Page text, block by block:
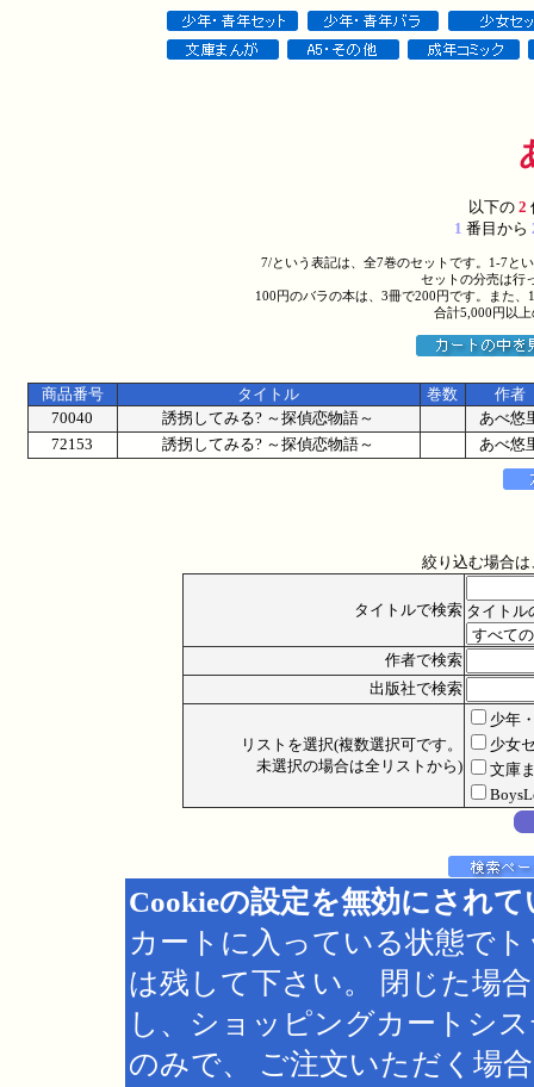
以下の2
1 番目から
7/という表記は、全7巻のセットです。1-7と
セットの分売は行
100円のバラの本は、3冊で200円です。また
合計5,000円以
商品番号 タイトル 巻数
作者
70040
誘拐してみる? ～探偵恋物語～
あべ悠
72153
誘拐してみる? ～探偵恋物語～ あべ悠
絞り込む場合
タイトルで検索 タイトル
作者で検索
出版社で検索
リストを選択(複数選択可です。
未選択の場合は全リストから)
少年
少女
文庫
Cookieの設定を無効にされ
カートに入っている状態で
は残して下さい。 閉じた場
し、ショッピングカートシ
のみで、 ご注文いただく場